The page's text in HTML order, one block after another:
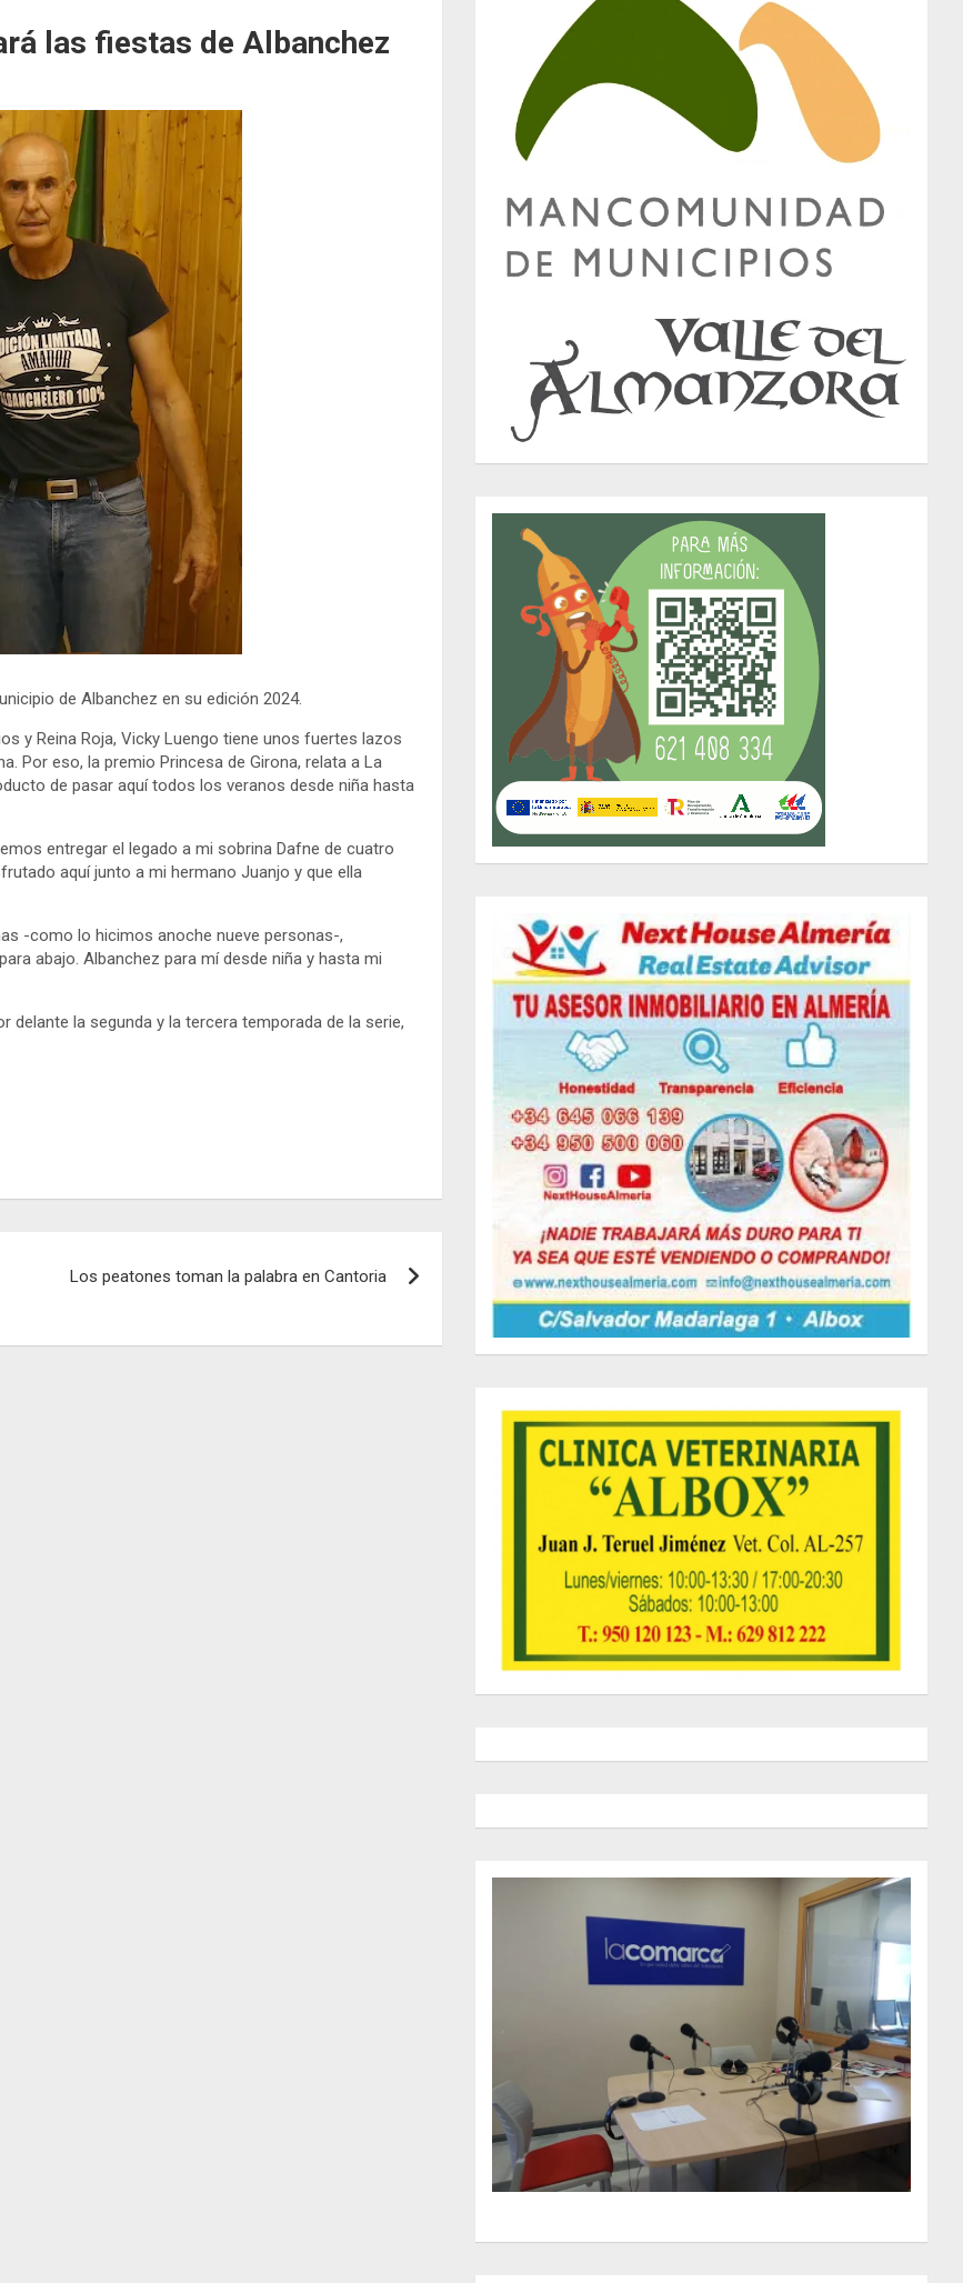
las fiestas de Albanchez
de Albanchez en su edición 2024.
y Reina Roja, Vicky Luengo tiene unos fuertes lazos
Por eso, la premio Princesa de Girona, relata a La
de pasar aquí todos los veranos desde niña hasta
entregar el legado a mi sobrina Dafne de cuatro
aquí junto a mi hermano Juanjo y que ella
-como lo hicimos anoche nueve personas-,
abajo. Albanchez para mí desde niña y hasta mi
delante la segunda y la tercera temporada de la serie,
Los peatones toman la palabra en Cantoria